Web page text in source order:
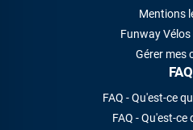
Mentions
Funway Vélos
Gérer mes
FAQ
FAQ - Qu'est-ce
FAQ - Qu'est-ce